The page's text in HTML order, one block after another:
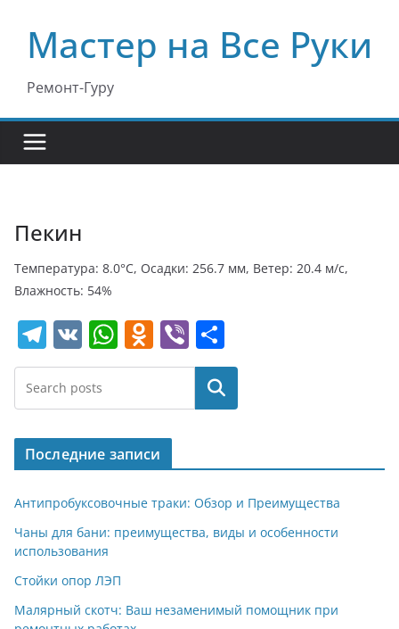
содержимому
Мастер на Все Руки
Ремонт-Гуру
Пекин
Температура: 8.0°C, Осадки: 256.7 мм, Ветер: 20.4 м/с,
Влажность: 54%
T
el
e
gr
a
m
V
K
W
h
s
A
p
p
O
d
o
kl
a
ss
ni
Vi
b
er
т
п
р
в
и
т
Поиск
Последние записи
Антипробуксовочные траки: Обзор и Преимущества
Чаны для бани: преимущества, виды и особенности
использования
Стойки опор ЛЭП
Малярный скотч: Ваш незаменимый помощник при